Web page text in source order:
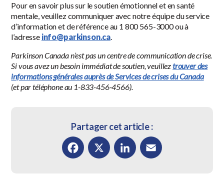
Pour en savoir plus sur le soutien émotionnel et en santé
mentale, veuillez communiquer avec notre équipe du service
d’information et de référence au 1 800 565-3000 ou à
l’adresse info@parkinson.ca.
Parkinson Canada n’est pas un centre de communication de crise.
Si vous avez un besoin immédiat de soutien, veuilleztrouver des
informations générales auprès de Services de crises du Canada
(et par téléphone au 1-833-456-4566).
Partager cet article :